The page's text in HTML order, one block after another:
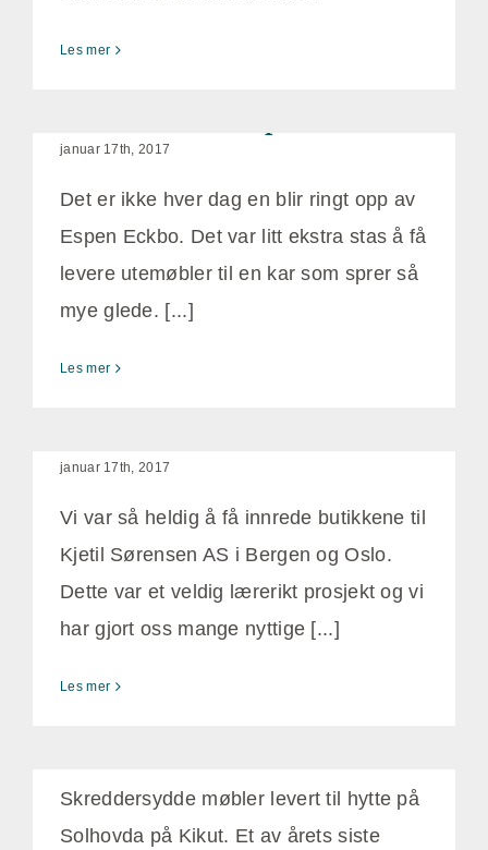
Les mer
januar 17th, 2017
Det er ikke hver dag en blir ringt opp av
Espen Eckbo. Det var litt ekstra stas å få
levere utemøbler til en kar som sprer så
mye glede. [...]
Les mer
januar 17th, 2017
Vi var så heldig å få innrede butikkene til
Kjetil Sørensen AS i Bergen og Oslo.
Dette var et veldig lærerikt prosjekt og vi
har gjort oss mange nyttige [...]
Les mer
Skreddersydde møbler til
Skreddersydde møbler levert til hytte på
Solhovda på Kikut. Et av årets siste